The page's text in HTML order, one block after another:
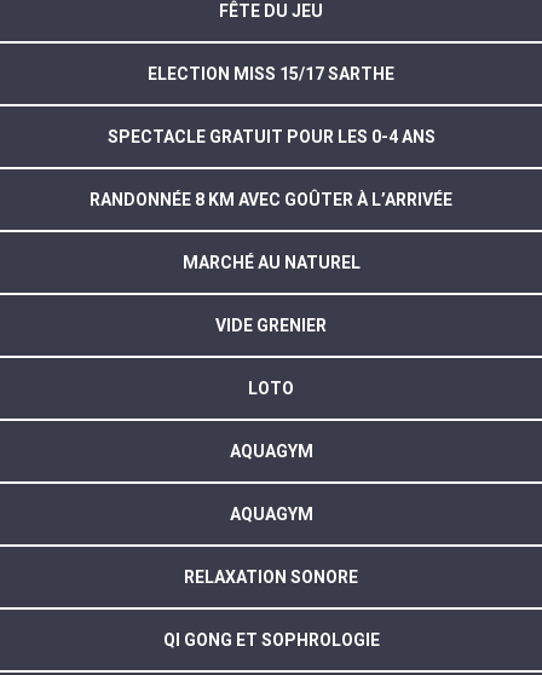
FÊTE DU JEU
ELECTION MISS 15/17 SARTHE
SPECTACLE GRATUIT POUR LES 0-4 ANS
RANDONNÉE 8 KM AVEC GOÛTER À L’ARRIVÉE
MARCHÉ AU NATUREL
VIDE GRENIER
LOTO
AQUAGYM
AQUAGYM
RELAXATION SONORE
QI GONG ET SOPHROLOGIE